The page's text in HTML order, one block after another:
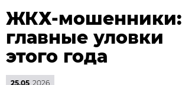
ЖКХ-мошенники:
главные уловки
этого года
25.05 2026